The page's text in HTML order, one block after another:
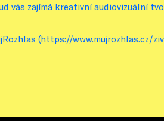
vás zajímá kreativní audiovizuální
(https://www.mujrozhlas.cz/